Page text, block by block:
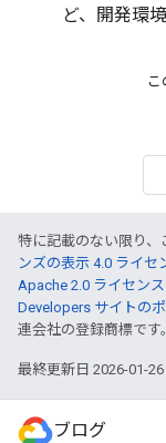
ど、開発環
こ
特に記載のない限り
ンズの表示 4.0 ライセ
Apache 2.0 ライセンス
Developers サイトの
連会社の登録商標です。
最終更新日 2026-01-26
ブログ